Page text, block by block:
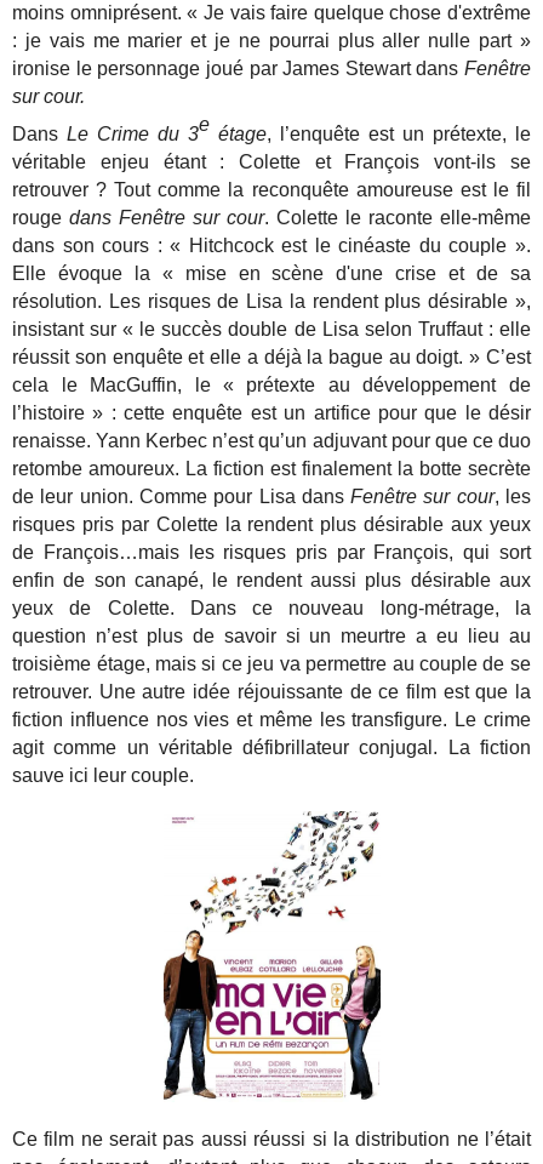
moins omniprésent. « Je vais faire quelque chose d'extrême
: je vais me marier et je ne pourrai plus aller nulle part »
ironise le personnage joué par James Stewart dans Fenêtre
sur cour.
DansLe Crime du 3e étage, l’enquête est un prétexte, le
véritable enjeu étant : Colette et François vont-ils se
retrouver ? Tout comme la reconquête amoureuse est le fil
rougedans Fenêtre sur cour. Colette le raconte elle-même
dans son cours : « Hitchcock est le cinéaste du couple ».
Elle évoque la « mise en scène d'une crise et de sa
résolution. Les risques de Lisa la rendent plus désirable »,
insistant sur « le succès double de Lisa selon Truffaut : elle
réussit son enquête et elle a déjà la bague au doigt. » C’est
cela le MacGuffin, le « prétexte au développement de
l’histoire » : cette enquête est un artifice pour que le désir
renaisse. Yann Kerbec n’est qu’un adjuvant pour que ce duo
retombe amoureux. La fiction est finalement la botte secrète
de leur union. Comme pour Lisa dansFenêtre sur cour, les
risques pris par Colette la rendent plus désirable aux yeux
de François…mais les risques pris par François, qui sort
enfin de son canapé, le rendent aussi plus désirable aux
yeux de Colette. Dans ce nouveau long-métrage, la
question n’est plus de savoir si un meurtre a eu lieu au
troisième étage, mais si ce jeu va permettre au couple de se
retrouver. Une autre idée réjouissante de ce film est que la
fiction influence nos vies et même les transfigure. Le crime
agit comme un véritable défibrillateur conjugal. La fiction
sauve ici leur couple.
Ce film ne serait pas aussi réussi si la distribution ne l’était